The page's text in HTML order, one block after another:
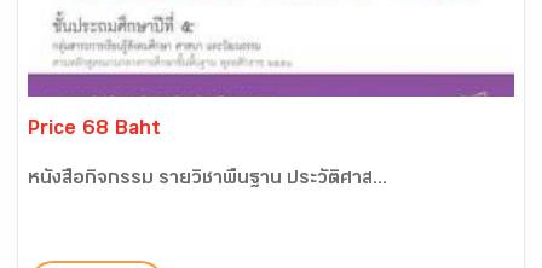
Price 68 Baht
หนังสือกิจกรรม รายวิชาพื้นฐาน ประวัติศาส...